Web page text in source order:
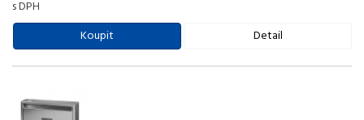
s DPH
Koupit
Detail